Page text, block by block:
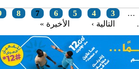
…
3
4
5
6
7
8
التالية › الأخيرة »